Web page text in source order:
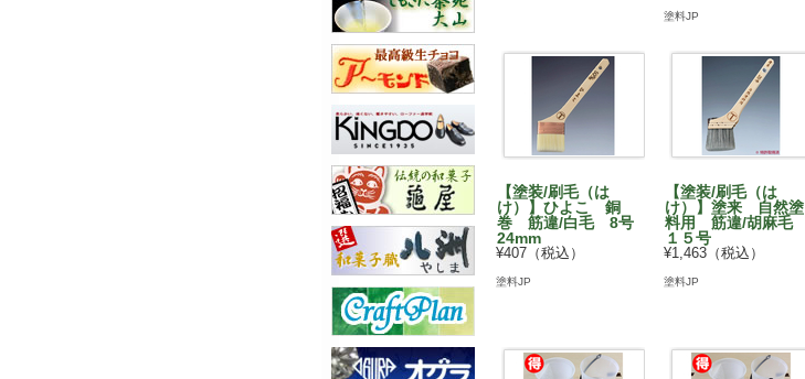
塗料JP
【塗装/刷毛（は
け）】ひよこ 銅
巻 筋違/白毛 8号
24mm
¥407（税込）
塗料JP
【塗装/刷毛（は
け）】塗来 自然塗
料用 筋違/胡麻毛
１５号
¥1,463（税込）
塗料JP